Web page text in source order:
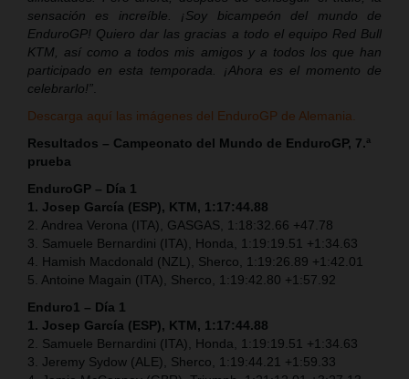
sensación es increíble. ¡Soy bicampeón del mundo de
EnduroGP! Quiero dar las gracias a todo el equipo Red Bull
KTM, así como a todos mis amigos y a todos los que han
participado en esta temporada. ¡Ahora es el momento de
celebrarlo!”
Descarga aquí las imágenes del EnduroGP de Alemania.
Resultados – Campeonato del Mundo de EnduroGP, 7.ª
prueba
EnduroGP – Día 1
1. Josep García (ESP), KTM, 1:17:44.88
2. Andrea Verona (ITA), GASGAS, 1:18:32.66 +47.78
3. Samuele Bernardini (ITA), Honda, 1:19:19.51 +1:34.63
4. Hamish Macdonald (NZL), Sherco, 1:19:26.89 +1:42.01
5. Antoine Magain (ITA), Sherco, 1:19:42.80 +1:57.92
Enduro1 – Día 1
1. Josep García (ESP), KTM, 1:17:44.88
2. Samuele Bernardini (ITA), Honda, 1:19:19.51 +1:34.63
3. Jeremy Sydow (ALE), Sherco, 1:19:44.21 +1:59.33